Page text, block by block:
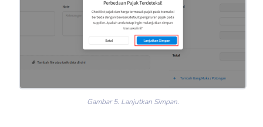
Gambar 5. Lanjutkan Simpan.